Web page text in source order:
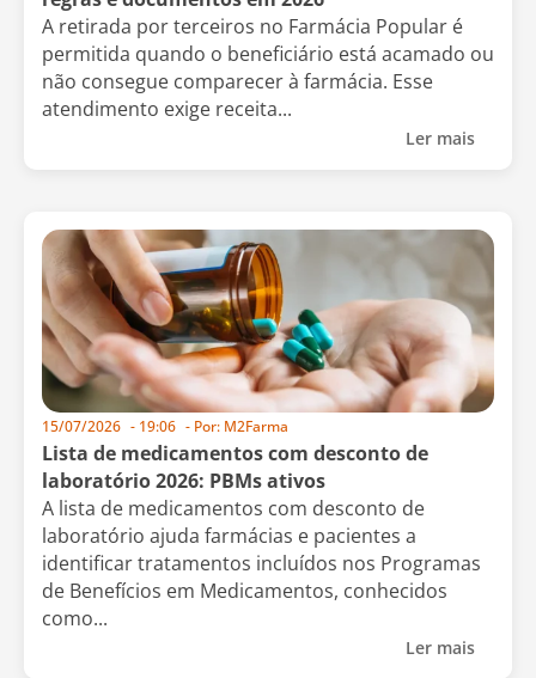
A retirada por terceiros no Farmácia Popular é
permitida quando o beneficiário está acamado ou
não consegue comparecer à farmácia. Esse
atendimento exige receita...
Ler mais
15/07/2026 - 19:06 - Por: M2Farma
Lista de medicamentos com desconto de
laboratório 2026: PBMs ativos
A lista de medicamentos com desconto de
laboratório ajuda farmácias e pacientes a
identificar tratamentos incluídos nos Programas
de Benefícios em Medicamentos, conhecidos
como...
Ler mais